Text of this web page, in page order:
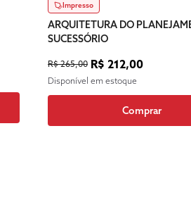
Impresso
ARQUITETURA DO
SUCESSÓRIO
R$ 265,00 R$ 212,00
Disponível em estoque
Comprar